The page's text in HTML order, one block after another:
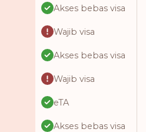
Akses bebas visa
Wajib visa
Akses bebas visa
Wajib visa
eTA
Akses bebas visa